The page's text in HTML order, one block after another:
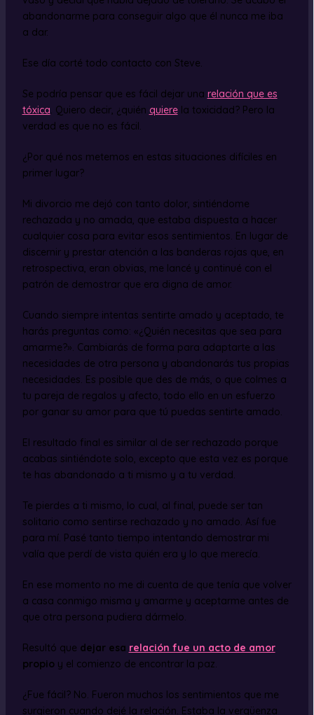
abandonarme para conseguir algo que él nunca me iba
a dar.
Ese día corté todo contacto con Steve.
Se podría pensar que es fácil dejar una relación que es
tóxica. Quiero decir, ¿quién quierela toxicidad? Pero la
verdad es que no es fácil.
¿Por qué nos metemos en estas situaciones difíciles en
primer lugar?
Mi divorcio me dejó con tanto dolor, sintiéndome
rechazada y no amada, que estaba dispuesta a hacer
cualquier cosa para evitar esos sentimientos. En lugar de
discernir y prestar atención a las banderas rojas que, en
retrospectiva, eran obvias, me lancé y continué con el
patrón de demostrar que era digna de amor.
Cuando siempre intentas sentirte amado y aceptado, te
harás preguntas como: «¿Quién necesitas que sea para
amarme?». Cambiarás de forma para adaptarte a las
necesidades de otra persona y abandonarás tus propias
necesidades. Es posible que des de más, o que colmes a
tu pareja de regalos y afecto, todo ello en un esfuerzo
por ganar su amor para que tú puedas sentirte amado.
El resultado final es similar al de ser rechazado porque
acabas sintiéndote solo, excepto que esta vez es porque
te has abandonado a ti mismo y a tu verdad.
Te pierdes a ti mismo, lo cual, al final, puede ser tan
solitario como sentirse rechazado y no amado. Así fue
para mí. Pasé tanto tiempo intentando demostrar mi
valía que perdí de vista quién era y lo que merecía.
En ese momento no me di cuenta de que tenía que volver
a casa conmigo misma y amarme y aceptarme antes de
que otra persona pudiera dármelo.
Resultó que dejar esa relación fue un acto de amor
propioy el comienzo de encontrar la paz.
¿Fue fácil? No. Fueron muchos los sentimientos que me
surgieron cuando dejé la relación. Estaba la vergüenza